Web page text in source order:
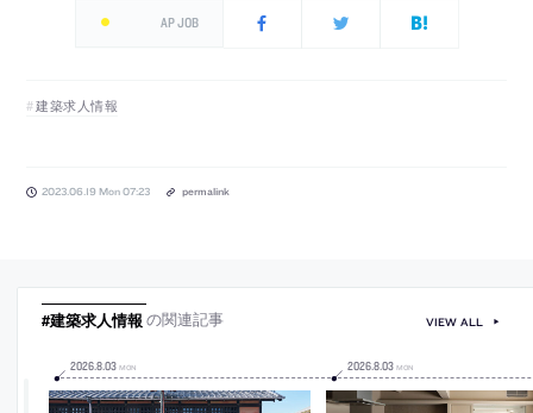
AP JOB
建築求人情報
2023.06.19 Mon 07:23 permalink
#建築求人情報 の関連記事
2026.8.03 MON 2026.8.03 MON
VIEW ALL